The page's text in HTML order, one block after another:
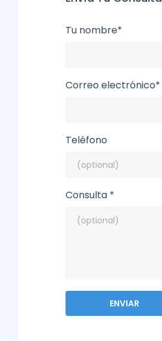
Tu nombre*
Correo electrónico*
Teléfono
Consulta *